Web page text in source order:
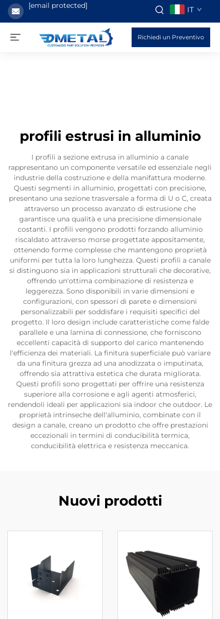
[email protected] IT
Richiedi un Preventivo
profili estrusi in alluminio
I profili a sezione extrusa in alluminio a canale
rappresentano un componente versatile ed essenziale negli
industrie della costruzione e della manifattura moderne.
Questi segmenti in alluminio, progettati con precisione,
presentano una sezione trasversale a forma di U o C, creata
attraverso un processo avanzato di estrusione che
garantisce una qualità e una precisione dimensionale
costanti. I profili vengono prodotti forzando alluminio
riscaldato attraverso morse progettate appositamente,
ottenendo forme complesse che mantengono proprietà
uniformi per tutta la loro lunghezza. Questi profili a canale
si distinguono sia in applicazioni strutturali che decorative,
offrendo un'ottima combinazione di resistenza e
leggerezza. Sono disponibili in varie dimensioni e
configurazioni, con spessori di parete e dimensioni
personalizzabili per soddisfare i requisiti specifici del
progetto. Il loro design include caratteristiche come falde
parallele e una lamina di connessione, che forniscono
eccellenti capacità di supporto del carico mantenendo
l'efficienza dei materiali. La finitura superficiale può variare
da una finitura grezza ad una anodizzata o imputinata,
offrendo sia attrattiva estetica che durata migliorata.
Questi profili sono progettati per offrire una resistenza
superiore alla corrosione e agli agenti atmosferici,
rendendoli ideali per applicazioni sia indoor che outdoor. Le
proprietà intrinseche dell'alluminio, combinate con il
design a canale, creano un prodotto che offre prestazioni
eccezionali in termini di conducibilità termica,
conducibilità elettrica e resistenza meccanica.
Nuovi prodotti